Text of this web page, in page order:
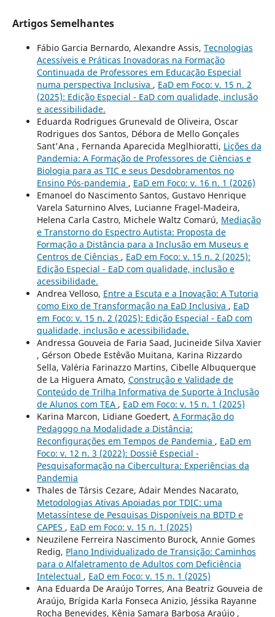
Artigos Semelhantes
Fábio Garcia Bernardo, Alexandre Assis, Tecnologias
Acessíveis e Práticas Inovadoras na Formação
Continuada de Professores em Educação Especial
numa perspectiva Inclusiva , EaD em Foco: v. 15 n. 2
(2025): Edição Especial - EaD com qualidade, inclusão
e acessibilidade.
Eduarda Rodrigues Grunevald de Oliveira, Oscar
Rodrigues dos Santos, Débora de Mello Gonçales
Sant'Ana , Fernanda Aparecida Meglhioratti, Lições da
Pandemia: A Formação de Professores de Ciências e
Biologia para as TIC e seus Desdobramentos no
Ensino Pós-pandemia , EaD em Foco: v. 16 n. 1 (2026)
Emanoel do Nascimento Santos, Gustavo Henrique
Varela Saturnino Alves, Lucianne Fragel-Madeira,
Helena Carla Castro, Michele Waltz Comarú, Mediação
e Transtorno do Espectro Autista: Proposta de
Formação a Distância para a Inclusão em Museus e
Centros de Ciências , EaD em Foco: v. 15 n. 2 (2025):
Edição Especial - EaD com qualidade, inclusão e
acessibilidade.
Andrea Velloso, Entre a Escuta e a Inovação: A Tutoria
como Eixo de Transformação na EaD Inclusiva , EaD
em Foco: v. 15 n. 2 (2025): Edição Especial - EaD com
qualidade, inclusão e acessibilidade.
Andressa Gouveia de Faria Saad, Jucineide Silva Xavier
, Gérson Obede Estêvão Muitana, Karina Rizzardo
Sella, Valéria Farinazzo Martins, Cibelle Albuquerque
de La Higuera Amato, Construção e Validade de
Conteúdo de Trilha Informativa de Suporte à Inclusão
de Alunos com TEA , EaD em Foco: v. 15 n. 1 (2025)
Karina Marcon, Lidiane Goedert, A Formação do
Pedagogo na Modalidade a Distância:
Reconfigurações em Tempos de Pandemia , EaD em
Foco: v. 12 n. 3 (2022): Dossiê Especial -
Pesquisaformação na Cibercultura: Experiências da
Pandemia
Thales de Társis Cezare, Adair Mendes Nacarato,
Metodologias Ativas Apoiadas por TDIC: uma
Metassíntese de Pesquisas Disponíveis na BDTD e
CAPES , EaD em Foco: v. 15 n. 1 (2025)
Neuzilene Ferreira Nascimento Burock, Annie Gomes
Redig, Plano Individualizado de Transição: Caminhos
para o Alfaletramento de Adultos com Deficiência
Intelectual , EaD em Foco: v. 15 n. 1 (2025)
Ana Eduarda De Araújo Torres, Ana Beatriz Gouveia de
Araújo, Brígida Karla Fonseca Anizio, Jéssika Rayanne
Rocha Benevides, Kênia Samara Barbosa Araújo ,